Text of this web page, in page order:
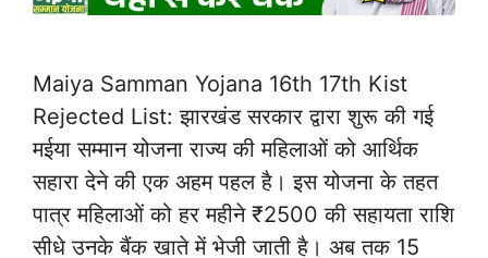
Maiya Samman Yojana 16th 17th Kist
Rejected List: झारखंड सरकार द्वारा शुरू की गई
मईया सम्मान योजना राज्य की महिलाओं को आर्थिक
सहारा देने की एक अहम पहल है। इस योजना के तहत
पात्र महिलाओं को हर महीने ₹2500 की सहायता राशि
सीधे उनके बैंक खाते में भेजी जाती है। अब तक 15